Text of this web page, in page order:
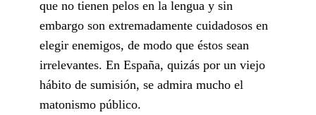
que no tienen pelos en la lengua y sin
embargo son extremadamente cuidadosos en
elegir enemigos, de modo que éstos sean
irrelevantes. En España, quizás por un viejo
hábito de sumisión, se admira mucho el
matonismo público.